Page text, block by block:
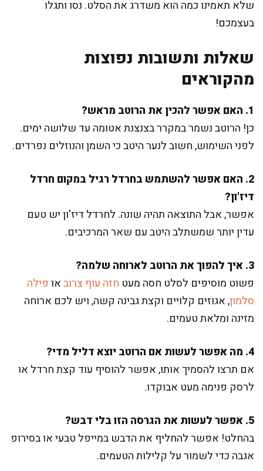
שלא תאמינו כמה הוא משדרג את הסלט. נסו ותגלו
בעצמכם!
שאלות ותשובות נפוצות
מהקוראים
1. האם אפשר להכין את הרוטב מראש?
כן! הרוטב נשמר במקרר בצנצנת אטומה עד שלושה ימים.
לפני השימוש, חשוב לנער היטב כי השמן והנוזלים נפרדים.
2. האם אפשר להשתמש בחרדל רגיל במקום חרדל
דיז'ון?
אפשר, אבל התוצאה תהיה שונה. לחרדל דיז'ון יש טעם
עדין יותר שמשתלב היטב עם שאר המרכיבים.
3. איך להפוך את הרוטב לארוחה שלמה?
פשוט מוסיפים לסלט חסה מעט חזה עוף צרובאו פילה
סלמון, אגוזים קלויים וקצת גבינה קשה, ויש לכם ארוחה
מזינה ומלאת טעמים.
4. מה אפשר לעשות אם הרוטב יוצא דליל מדי?
אם תרצו להסמיך אותו, אפשר להוסיף עוד קצת חרדל או
לרסק פנימה מעט אבוקדו.
5. אפשר לעשות את הגרסה הזו בלי דבש?
בהחלט! אפשר להחליף את הדבש במייפל טבעי או בסירופ
אגבה כדי לשמור על קלילות הטעמים.